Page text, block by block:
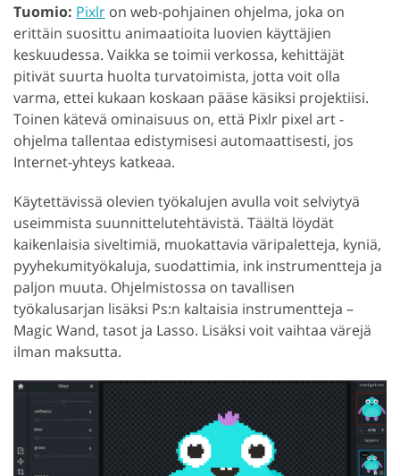
Tuomio: Pixlr on web-pohjainen ohjelma, joka on
erittäin suosittu animaatioita luovien käyttäjien
keskuudessa. Vaikka se toimii verkossa, kehittäjät
pitivät suurta huolta turvatoimista, jotta voit olla
varma, ettei kukaan koskaan pääse käsiksi projektiisi.
Toinen kätevä ominaisuus on, että Pixlr pixel art -
ohjelma tallentaa edistymisesi automaattisesti, jos
Internet-yhteys katkeaa.
Käytettävissä olevien työkalujen avulla voit selviytyä
useimmista suunnittelutehtävistä. Täältä löydät
kaikenlaisia siveltimiä, muokattavia väripaletteja, kyniä,
pyyhekumityökaluja, suodattimia, ink instrumentteja ja
paljon muuta. Ohjelmistossa on tavallisen
työkalusarjan lisäksi Ps:n kaltaisia instrumentteja –
Magic Wand, tasot ja Lasso. Lisäksi voit vaihtaa värejä
ilman maksutta.